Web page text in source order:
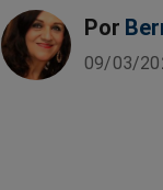
Por
09/03/